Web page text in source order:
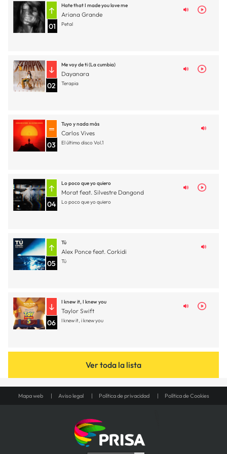
01
Hate that I made you love me
Ariana Grande
Petal
02
Me voy de ti (La cumbia)
Dayanara
Terapia
03
Tuyo y nada más
Carlos Vives
El último disco Vol.1
04
Lo poco que yo quiero
Morat feat. Silvestre Dangond
Lo poco que yo quiero
05
Tú
Alex Ponce feat. Corkidi
Tú
06
I knew it, I knew you
Taylor Swift
I knew it, i knew you
Ver toda la lista
Mapa web Aviso legal Política de privacidad Política de Cookies